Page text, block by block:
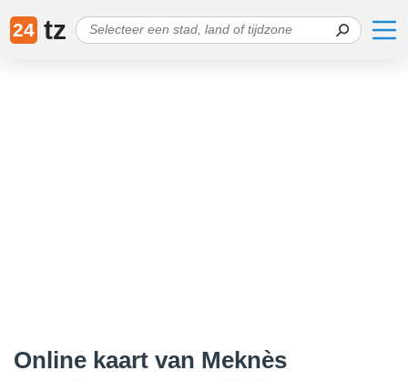
24 tz
Online kaart van Meknès